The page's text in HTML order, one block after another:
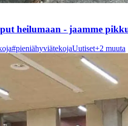
heilumaan - jaamme
#pieniähyviätekojaUutiset+2 muuta